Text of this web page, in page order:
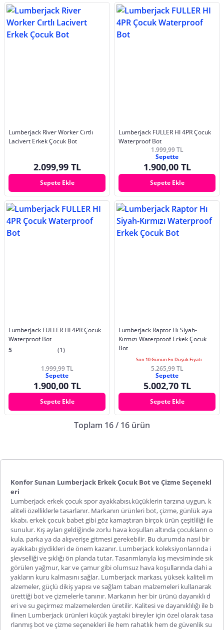
Lumberjack River Worker Cırtlı
Lacivert Erkek Çocuk Bot
2.099,99 TL
Sepete Ekle
Lumberjack FULLER HI 4PR Çocuk
Waterproof Bot
1.999,99 TL
Sepette
1.900,00 TL
Sepete Ekle
Lumberjack FULLER HI 4PR Çocuk
Waterproof Bot
5
(1)
1.999,99 TL
Sepette
1.900,00 TL
Sepete Ekle
Lumberjack Raptor Hı Siyah-
Kırmızı Waterproof Erkek Çocuk
Bot
Son 10 Günün En Düşük Fiyatı
5.265,99 TL
Sepette
5.002,70 TL
Sepete Ekle
Toplam 16 / 16 ürün
Konfor Sunan Lumberjack Erkek Çocuk Bot ve Çizme Seçenekl
eri
Lumberjack erkek çocuk spor ayakkabısı,küçüklerin tarzına uygun, k
aliteli özelliklerle tasarlanır. Markanın ürünleri bot, çizme, günlük aya
kkabı, erkek çocuk babet gibi göz kamaştıran birçok ürün çeşitliliği ile
sunulur. Kış ayları geldiğinde zorlu hava koşulları altında çocukların o
kula, parka ya da alışverişe gitmesi gerekebilir. Bu durumda nasıl bir
ayakkabı giydikleri de önem kazanır. Lumberjack koleksiyonlarında i
şlevselliği ve şıklığı ön planda tutar. Tasarımlarıyla kış mevsiminde sık
görülen yağmur, kar ve çamur gibi olumsuz hava koşullarında dahi a
yakların kuru kalmasını sağlar. Lumberjack markası, yüksek kaliteli m
alzemeler, güçlü dikiş yapısı ve sağlam taban malzemeleri kullanarak
ürettiği bot ve çizmelerle tanınır. Markanın her bir ürünü dayanıklı d
eri ve su geçirmez malzemelerden üretilir. Kalitesi ve dayanıklılığı ile b
ilinen Lumberjack ürünleri küçük yaştaki bireyler için özel olarak tasa
rlanmış bot ve çizme seçenekleri ile hem rahatlık hem de güvenlik su